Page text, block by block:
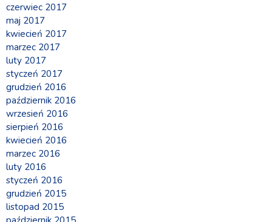
czerwiec 2017
maj 2017
kwiecień 2017
marzec 2017
luty 2017
styczeń 2017
grudzień 2016
październik 2016
wrzesień 2016
sierpień 2016
kwiecień 2016
marzec 2016
luty 2016
styczeń 2016
grudzień 2015
listopad 2015